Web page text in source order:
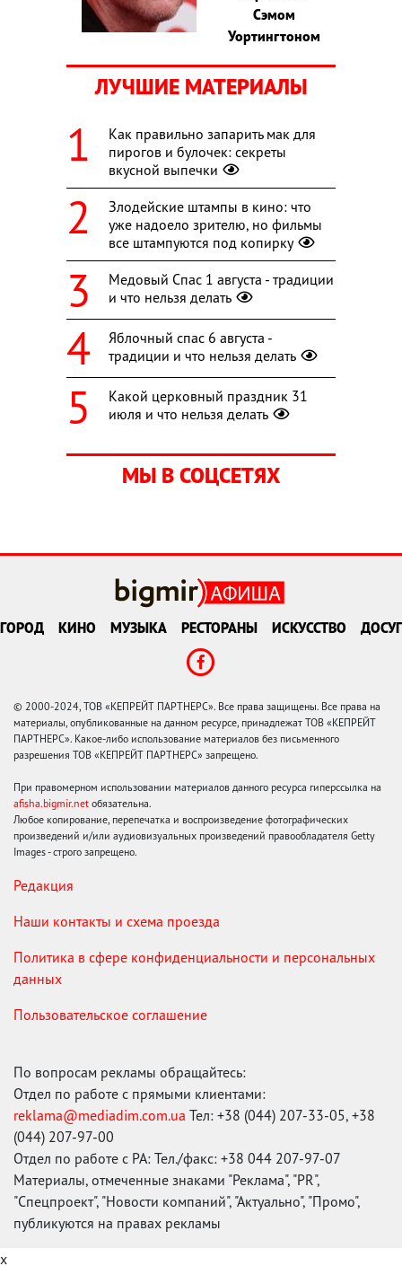
Сэмом
Уортингтоном
ЛУЧШИЕ МАТЕРИАЛЫ
Как правильно запарить мак для
пирогов и булочек: секреты
вкусной выпечки
Злодейские штампы в кино: что
уже надоело зрителю, но фильмы
все штампуются под копирку
Медовый Спас 1 августа - традиции
и что нельзя делать
Яблочный спас 6 августа -
традиции и что нельзя делать
Какой церковный праздник 31
июля и что нельзя делать
МЫ В СОЦСЕТЯХ
ГОРОД КИНО МУЗЫКА РЕСТОРАНЫ ИСКУССТВО ДОСУГ
© 2000-2024, ТОВ «КЕПРЕЙТ ПАРТНЕРС». Все права защищены. Все права на
материалы, опубликованные на данном ресурсе, принадлежат ТОВ «КЕПРЕЙТ
ПАРТНЕРС». Какое-либо использование материалов без письменного
разрешения ТОВ «КЕПРЕЙТ ПАРТНЕРС» запрещено.
При правомерном использовании материалов данного ресурса гиперссылка на
afisha.bigmir.net обязательна.
Любое копирование, перепечатка и воспроизведение фотографических
произведений и/или аудиовизуальных произведений правообладателя Getty
Images - строго запрещено.
Редакция
Наши контакты и схема проезда
Политика в сфере конфиденциальности и персональных
данных
Пользовательское соглашение
По вопросам рекламы обращайтесь:
Отдел по работе с прямыми клиентами:
reklama@mediadim.com.ua Тел: +38 (044) 207-33-05, +38
(044) 207-97-00
Отдел по работе с РА: Тел./факс: +38 044 207-97-07
Материалы, отмеченные знаками "Реклама", "PR",
"Спецпроект", "Новости компаний", "Актуально", "Промо",
публикуются на правах рекламы
x